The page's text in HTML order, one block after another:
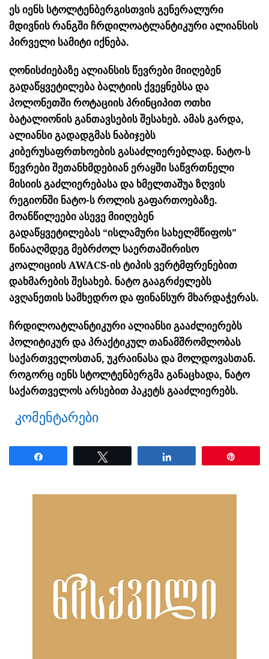
ეს იენს სტოლტენბერგისთვის გენერალური
მდივნის რანგში ჩრდილოატლანტიკური ალიანსის
პირველი სამიტი იქნება.
ღონისძიებაზე ალიანსის წევრები მიიღებენ
გადაწყვეტილება ბალტიის ქვეყნებსა და
პოლონეთში როტაციის პრინციპით ოთხი
ბატალიონის განთავსების შესახებ. ამას გარდა,
ალიანსი გადადგმას ნაბიჯებს
კიბერუსაფრთხოების გასაძლიერებლად. ნატო-ს
წევრები შეთანხმდებიან ერაყში საწვრთნელი
მისიის გაძლიერებასა და ხმელთაშუა ზღვის
რეგიონში ნატო-ს როლის გაფართოებაზე.
მოანწილეები ასევე მიიღებენ
გადაწყვეტილებას “ისლამური სახელმწიფოს”
წინააღმდეგ მებრძოლ საერთაშირისო
კოალიციის AWACS-ის ტიპის ვერტმფრენებით
დახმარების შესახებ. ნატო გააგრძელებს
ავღანეთის სამხედრო და ფინანსურ მხარდაჭერას.
ჩრდილოატლანტიკური ალიანსი გააძლიერებს
პოლიტიკურ და პრაქტიკულ თანამშრომლობას
საქართველოსთან, უკრაინასა და მოლდოვასთან.
როგორც იენს სტოლტენბერგმა განაცხადა, ნატო
საქართველოს არსებით პაკეტს გააძლიერებს.
კომენტარები